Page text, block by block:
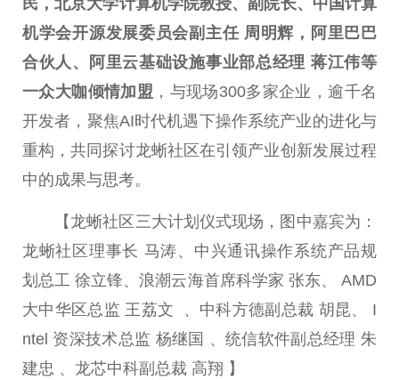
机学会开源发展委员会副 主任周明辉， 阿里巴巴
合伙人 、 阿里云基础设施事业部总经理 蒋江伟等
一众大咖倾情加盟 ，与现场300多家企业，逾千名
开发者，聚焦AI时代机遇下操作系统产业的进化与
重构，共同探讨龙蜥社区在引领产业创新发展过程
中的成果与思考。
【龙蜥社区三大计划仪式现场，图中嘉宾为：
龙蜥社区理事长 马涛、中兴通讯操作系统产品规
划总工 徐立锋、浪潮云海首席科学家 张东、 AMD
大中华区总 监 王荔文 、中科方德副 总裁 胡昆、 I
ntel 资深技术总监 杨继国 、统信软件副 总经理 朱
建忠 、龙芯中科副 总裁 高翔 】